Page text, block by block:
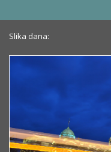
Slika dana: